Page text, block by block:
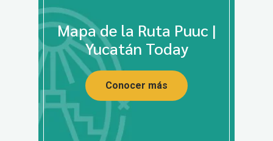
Mapa de la Ruta Puuc |
Yucatán Today
Conocer más